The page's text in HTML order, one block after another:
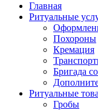
Главная
Ритуальные
Похороны
Кремация
Бригада
Ритуальные
Гробы